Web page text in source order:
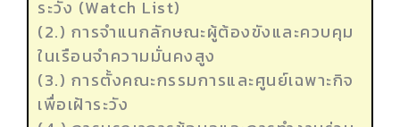
ระวัง (Watch List)
(2.) การจำแนกลักษณะผู้ต้องขังและควบคุม
ในเรือนจำความมั่นคงสูง
(3.) การตั้งคณะกรรมการและศูนย์เฉพาะกิจ
เพื่อเฝ้าระวัง